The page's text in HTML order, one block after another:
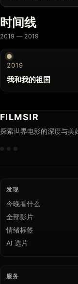
时间线
2019 — 2019
2019
我和我的祖国
FILMSIR
探索世界电影的深度与美
发现
今晚看什么
全部影片
情绪标签
AI 选片
服务